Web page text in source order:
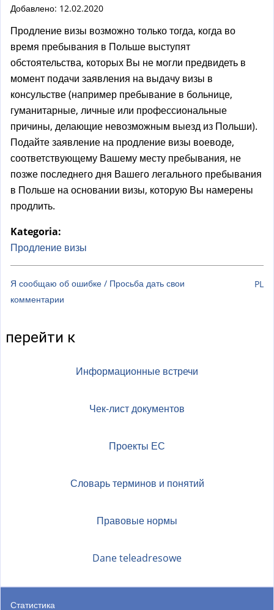
л
к
а
)
Добавлено: 12.02.2020
Продление визы возможно только тогда, когда во
время пребывания в Польше выступят
обстоятельства, которых Вы не могли предвидеть в
момент подачи заявления на выдачу визы в
консульстве (например пребывание в больнице,
гуманитарные, личные или профессиональные
причины, делающие невозможным выезд из Польши).
Подайте заявление на продление визы воеводе,
соответствующему Вашему месту пребывания, не
позже последнего дня Вашего легального пребывания
в Польше на основании визы, которую Вы намерены
продлить.
Kategoria:
Продление визы
Я сообщаю об ошибке / Просьба дать свои
комментарии
PL
перейти к
Информационные встречи
Чек-лист документов
Проекты ЕС
Словарь терминов и понятий
Правовые нормы
Dane teleadresowe
Статистика